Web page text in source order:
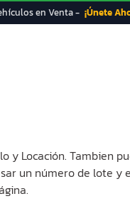
en Venta - ¡Únete
y Locación. Tambien
un número de lote y